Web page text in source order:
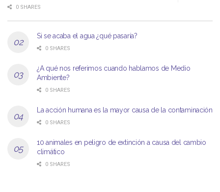
0 SHARES
Si se acaba el agua ¿qué pasaría?
0 SHARES
¿A qué nos referimos cuando hablamos de Medio
Ambiente?
0 SHARES
La acción humana es la mayor causa de la contaminación
0 SHARES
10 animales en peligro de extinción a causa del cambio
climático
0 SHARES